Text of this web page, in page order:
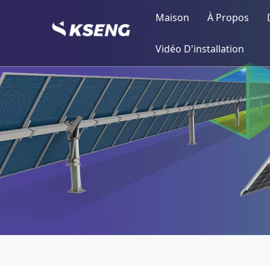
Maison À Propos
Profil Kseng
Jalons
Structure
Attestation
Vidéo D'installation